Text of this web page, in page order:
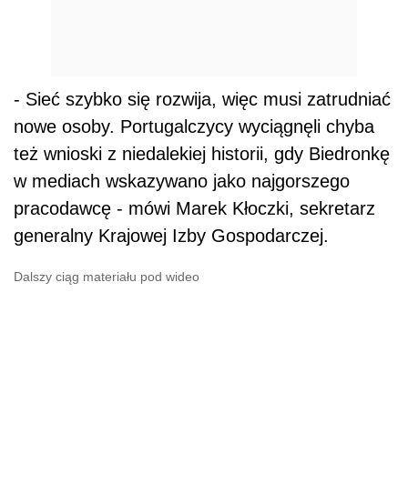
- Sieć szybko się rozwija, więc musi zatrudniać
nowe osoby. Portugalczycy wyciągnęli chyba
też wnioski z niedalekiej historii, gdy Biedronkę
w mediach wskazywano jako najgorszego
pracodawcę - mówi Marek Kłoczki, sekretarz
generalny Krajowej Izby Gospodarczej.
Dalszy ciąg materiału pod wideo